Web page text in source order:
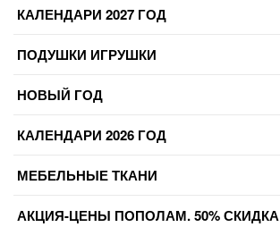
КАЛЕНДАРИ 2027 ГОД
ПОДУШКИ ИГРУШКИ
НОВЫЙ ГОД
КАЛЕНДАРИ 2026 ГОД
МЕБЕЛЬНЫЕ ТКАНИ
АКЦИЯ-ЦЕНЫ ПОПОЛАМ. 50% СКИДКА